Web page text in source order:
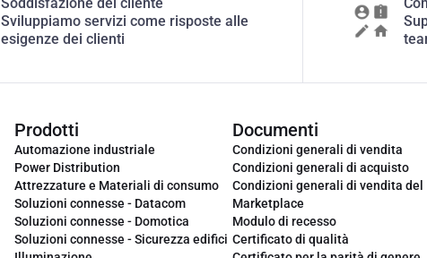
Sviluppiamo servizi come risposte alle
esigenze dei clienti
Prodotti
Automazione industriale
Power Distribution
Attrezzature e Materiali di consumo
Soluzioni connesse - Datacom
Soluzioni connesse - Domotica
Soluzioni connesse - Sicurezza edifici
Documenti
Condizioni generali di vendita
Condizioni generali di acquisto
Condizioni generali di vendita del
Marketplace
Modulo di recesso
Certificato di qualità